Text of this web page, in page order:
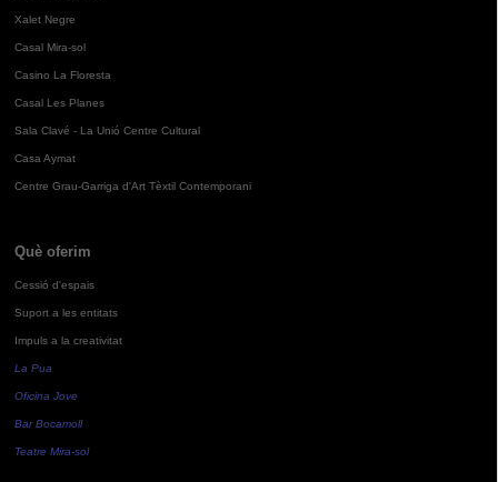
Xalet Negre
Casal Mira-sol
Casino La Floresta
Casal Les Planes
Sala Clavé - La Unió Centre Cultural
Casa Aymat
Centre Grau-Garriga d'Art Tèxtil Contemporani
Què oferim
Cessió d'espais
Suport a les entitats
Impuls a la creativitat
La Pua
Oficina Jove
Bar Bocamoll
Teatre Mira-sol